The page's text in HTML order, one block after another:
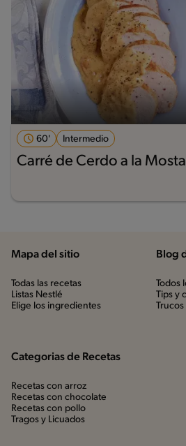
60' Intermedio
Carré de Cerdo a la
Mapa del sitio
Todas las recetas
Listas Nestlé
Elige los ingredientes
Blog
Todos
Tips y
Categorias de Recetas
Recetas con arroz
Recetas con chocolate
Recetas con pollo
Tragos y Licuados